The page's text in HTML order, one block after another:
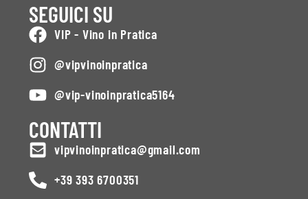
SEGUICI SU
VIP - Vino in Pratica
@vipvinoinpratica
@vip-vinoinpratica5164
CONTATTI
vipvinoinpratica@gmail.com
+39 393 6700351